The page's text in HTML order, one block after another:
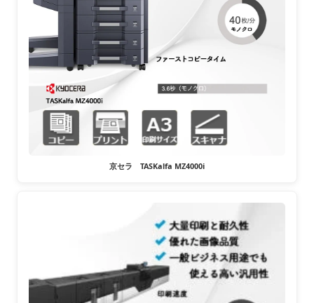
京セラ TASKalfa MZ4000i